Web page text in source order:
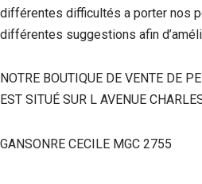
différentes difficultés a porter nos
différentes suggestions afin
NOTRE BOUTIQUE DE VENTE DE
EST SITUÉ SUR L AVENUE
GANSONRE CECILE MGC 2755